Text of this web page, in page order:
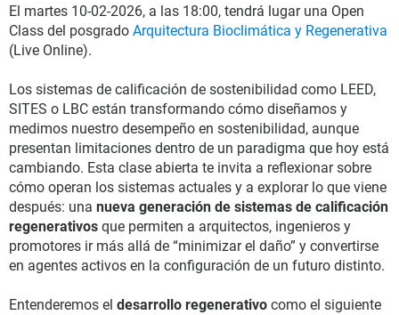
El martes 10-02-2026, a las 18:00, tendrá lugar una Open
Class del posgrado Arquitectura Bioclimática y Regenerativa
(Live Online).
Los sistemas de calificación de sostenibilidad como LEED,
SITES o LBC están transformando cómo diseñamos y
medimos nuestro desempeño en sostenibilidad, aunque
presentan limitaciones dentro de un paradigma que hoy está
cambiando. Esta clase abierta te invita a reflexionar sobre
cómo operan los sistemas actuales y a explorar lo que viene
después: una nueva generación de sistemas de calificación
regenerativos que permiten a arquitectos, ingenieros y
promotores ir más allá de “minimizar el daño” y convertirse
en agentes activos en la configuración de un futuro distinto.
Entenderemos el desarrollo regenerativo como el siguiente